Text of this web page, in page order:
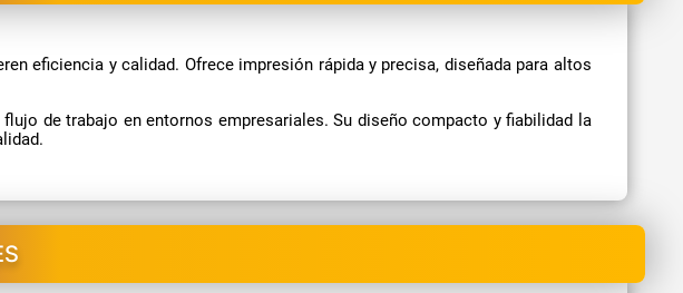
eficiencia y calidad. Ofrece impresión rápida y precisa, diseñada para altos
de trabajo en entornos empresariales. Su diseño compacto y fiabilidad la